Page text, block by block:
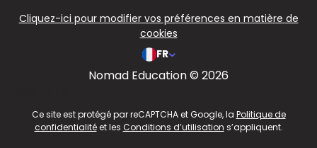
Cliquez-ici pour modifier vos préférences en matière de
cookies
FR
Nomad Education © 2026
Ce site est protégé par reCAPTCHA et Google, la Politique de
confidentialitéet les Conditions d’utilisation s’appliquent.